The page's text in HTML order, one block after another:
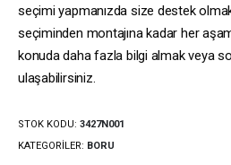
seçimi yapmanızda size destek
seçiminden montajına kadar her
konuda daha fazla bilgi almak veya
ulaşabilirsiniz.
STOK KODU: 3427N001
KATEGORILER: BORU